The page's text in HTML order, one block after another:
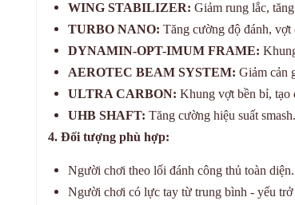
WING STABILIZER: Giảm rung lắc,
TURBO NANO: Tăng cường độ đánh,
DYNAMIN-OPT-IMUM FRAME:
AEROTEC BEAM SYSTEM: Giảm cản
ULTRA CARBON: Khung vợt bền bỉ, tạo
UHB SHAFT: Tăng cường hiệu suất smash.
4. Đối tượng phù hợp:
Người chơi theo lối đánh công thủ toàn diện.
Người chơi có lực tay từ trung bình - yếu trở